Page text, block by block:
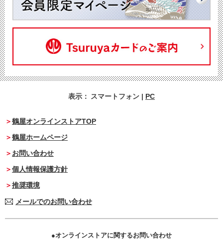
表示： スマートフォン | PC
鶴屋オンラインストアTOP
鶴屋ホームページ
お問い合わせ
個人情報保護方針
推奨環境
メールでのお問い合わせ
オンラインストアに関するお問い合わせ